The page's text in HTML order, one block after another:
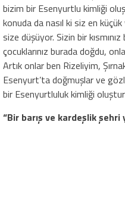
bizim bir Esenyurtlu kimliği
konuda da nasıl ki siz en
size düşüyor. Sizin bir
çocuklarınız burada doğdu,
Artık onlar ben Rizeliyim,
Esenyurt’ta doğmuşlar ve
bir Esenyurtluluk kimliği
“Bir barış ve kardeşlik şehri